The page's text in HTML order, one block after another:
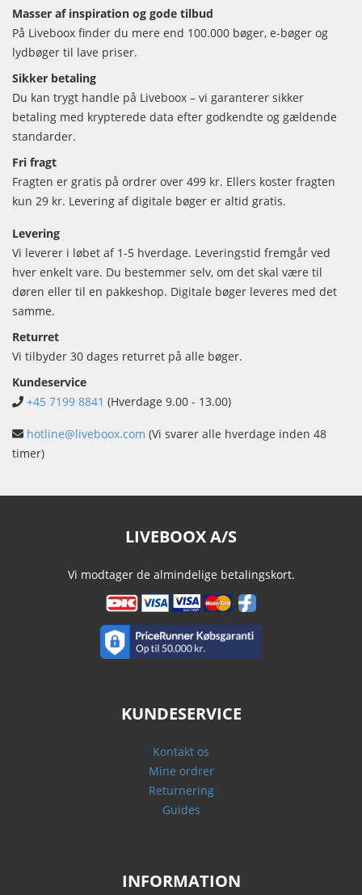
Masser af inspiration og gode tilbud
På Liveboox finder du mere end 100.000 bøger, e-bøger og
lydbøger til lave priser.
Sikker betaling
Du kan trygt handle på Liveboox – vi garanterer sikker
betaling med krypterede data efter godkendte og gældende
standarder.
Fri fragt
Fragten er gratis på ordrer over 499 kr. Ellers koster fragten
kun 29 kr. Levering af digitale bøger er altid gratis.
Levering
Vi leverer i løbet af 1-5 hverdage. Leveringstid fremgår ved
hver enkelt vare. Du bestemmer selv, om det skal være til
døren eller til en pakkeshop. Digitale bøger leveres med det
samme.
Returret
Vi tilbyder 30 dages returret på alle bøger.
Kundeservice
+45 7199 8841 (Hverdage 9.00 - 13.00)
hotline@liveboox.com (Vi svarer alle hverdage inden 48
timer)
LIVEBOOX A/S
Vi modtager de almindelige betalingskort.
KUNDESERVICE
Kontakt os
Mine ordrer
Returnering
Guides
INFORMATION